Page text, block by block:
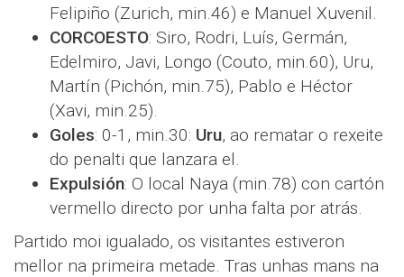
Felipiño (Zurich, min.46) e Manuel Xuvenil.
CORCOESTO: Siro, Rodri, Luís, Germán,
Edelmiro, Javi, Longo (Couto, min.60), Uru,
Martín (Pichón, min.75), Pablo e Héctor
(Xavi, min.25).
Goles: 0-1, min.30: Uru, ao rematar o rexeite
do penalti que lanzara el.
Expulsión: O local Naya (min.78) con cartón
vermello directo por unha falta por atrás.
Partido moi igualado, os visitantes estiveron
mellor na primeira metade. Tras unhas mans na